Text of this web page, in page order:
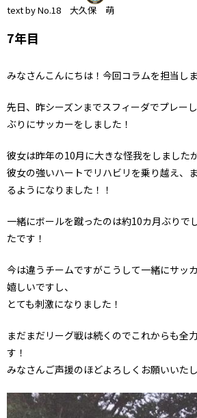
text by No.18 大久保 萌
7年目
みなさんこんにちは！今回コラムを担当し
先日、昨シーズンまでスフィーダでプレー
ぶりにサッカーをしました！
彼女は昨年の10月に大きな怪我をしましたが
彼女の強いハートでリハビリを乗り越え、
るようになりました！！
一緒にボールを蹴ったのは約10カ月ぶりで
たです！
今は違うチームですがこうして一緒にサッ
嬉しいですし、
とても刺激になりました！
まだまだリーグ戦は続くのでこれからも全
す！
みなさんご声援のほどよろしくお願いいたし